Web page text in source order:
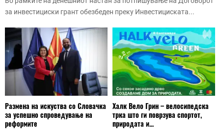
за инвестициски грант обезбеден преку Инвестициската...
Размена на искуства со Словачка
за успешно спроведување на
реформите
Халк Вело Грин – велосипедска
трка што ги поврзува спортот,
природата и...